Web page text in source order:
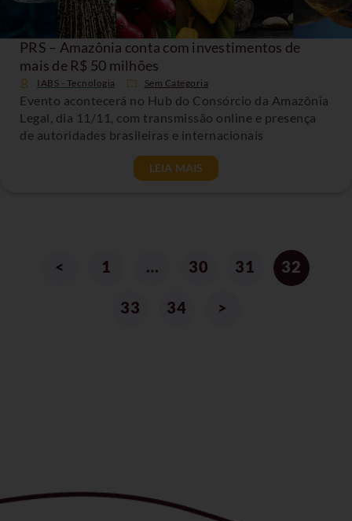
PRS – Amazônia conta com investimentos de
mais de R$ 50 milhões
IABS - Tecnologia Sem Categoria
Evento acontecerá no Hub do Consórcio da Amazônia
Legal, dia 11/11, com transmissão online e presença
de autoridades brasileiras e internacionais
LEIA MAIS
< 1 … 30 31 32
33 34 >